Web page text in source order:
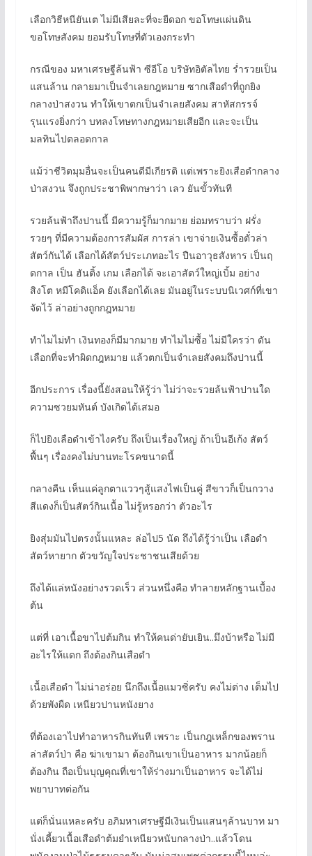
เลือกวิธีหนียันเต ไม่มีเสียละที่จะยืดอก ขอโทษแผ่นดิน
ขอโทษสังคม ยอมรับโทษที่ตัวเองกระทำ
กรณีของ มหาเศรษฐีล้นฟ้า ซีอีโอ บริษัทอิตัลไทย ร่ำรวยเป็น
แสนล้าน กลายมาเป็นจำเลยกฎหมาย ซากเสือดำที่ถูกยิง
กลางป่าสงวน ทำให้เขาตกเป็นจำเลยสังคม สาหัสกรรจ์
รุนแรงยิ่งกว่า บทลงโทษทางกฎหมายเสียอีก และจะเป็น
มลทินไปตลอดกาล
แม้ว่าชีวิตมุมอื่นจะเป็นคนดีมีเกียรติ แต่เพราะยิงเสือดำกลาง
ป่าสงวน จึงถูกประชาพิพากษาว่า เลว ยันขั้วทันที
รวยล้นฟ้าถึงปานนี้ มีความรู้ก็มากมาย ย่อมทราบว่า ฝรั่ง
รวยๆ ที่มีความต้องการสัมผัส การล่า เขาจ่ายเงินซื้อตั๋วล่า
สัตว์กันได้ เลือกได้สัตว์ประเภทอะไร ปืนอาวุธสังหาร เป็นฤ
ดกาล เป็น ฮันติ้ง เกม เลือกได้ จะเอาสัตว์ใหญ่เบิ้ม อย่าง
สิงโต หมีโคดิแอ็ค ยังเลือกได้เลย มันอยู่ในระบบนิเวศก์ที่เขา
จัดไว้ ล่าอย่างถูกกฎหมาย
ทำไมไม่ทำ เงินทองก็มีมากมาย ทำไมไม่ซื้อ ไม่มีใครว่า ดัน
เลือกที่จะทำผิดกฎหมาย แล้วตกเป็นจำเลยสังคมถึงปานนี้
อีกประการ เรื่องนี้ยังสอนให้รู้ว่า ไม่ว่าจะรวยล้นฟ้าปานใด
ความซวยมหันต์ บังเกิดได้เสมอ
ก็ไปยิงเลือดำเข้าไงครับ ถึงเป็นเรื่องใหญ่ ถ้าเป็นอีเก้ง สัตว์
พื้นๆ เรื่องคงไม่บานทะโรคขนาดนี้
กลางคืน เห็นแค่ลูกตาแววๆสู้แสงไฟเป็นคู่ สีขาวก็เป็นกวาง
สีแดงก็เป็นสัตว์กินเนื้อ ไม่รู้หรอกว่า ตัวอะไร
ยิงสุ่มมันไปตรงนั้นแหละ ล่อไป5 นัด ถึงได้รู้ว่าเป็น เลือดำ
สัตว์หายาก ตัวขวัญใจประชาชนเสียด้วย
ถึงได้แล่หนังอย่างรวดเร็ว ส่วนหนึ่งคือ ทำลายหลักฐานเบื้อง
ต้น
แต่ที่ เอาเนื้อขาไปต้มกิน ทำให้คนด่ายับเยิน..มึงบ้าหรือ ไม่มี
อะไรให้แดก ถึงต้องกินเสือดำ
เนื้อเสือดำ ไม่น่าอร่อย นึกถึงเนื้อแมวซิ่ครับ คงไม่ต่าง เต็มไป
ด้วยพังผืด เหนียวปานหนังยาง
ที่ต้องเอาไปทำอาหารกินทันที เพราะ เป็นกฎเหล็กของพราน
ล่าสัตว์ป่า คือ ฆ่าเขามา ต้องกินเขาเป็นอาหาร มากน้อยก็
ต้องกิน ถือเป็นบุญคุณที่เขาให้ร่างมาเป็นอาหาร จะได้ไม่
พยาบาทต่อกัน
แต่ก็นั่นแหละครับ อภิมหาเศรษฐีมีเงินเป็นแสนๆล้านบาท มา
นั่งเคี้ยวเนื้อเสือดำต้มยำเหนียวหนับกลางป่า..แล้วโดน